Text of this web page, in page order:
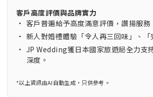
客戶高度評價與品牌實力
• 客戶普遍給予高度滿意評價，讚揚服
• 新人對婚禮體驗「令人再三回味」、
• JP Wedding獲日本國家旅遊局全力支
深度。
*以上資訊由AI自動生成，只供參考。